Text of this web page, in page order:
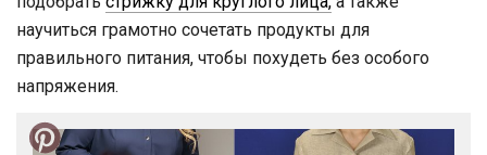
научиться грамотно сочетать продукты для
правильного питания, чтобы похудеть без особого
напряжения.